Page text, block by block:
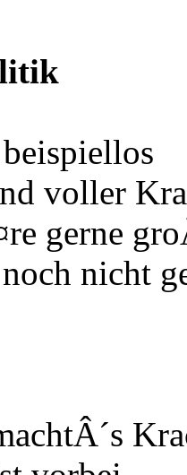
voller
gerne
nicht